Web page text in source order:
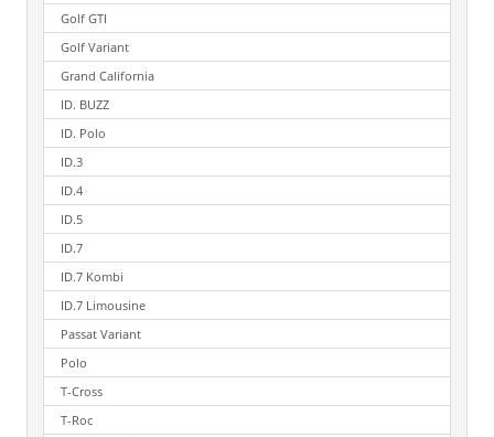
Golf GTI
Golf Variant
Grand California
ID. BUZZ
ID. Polo
ID.3
ID.4
ID.5
ID.7
ID.7 Kombi
ID.7 Limousine
Passat Variant
Polo
T-Cross
T-Roc